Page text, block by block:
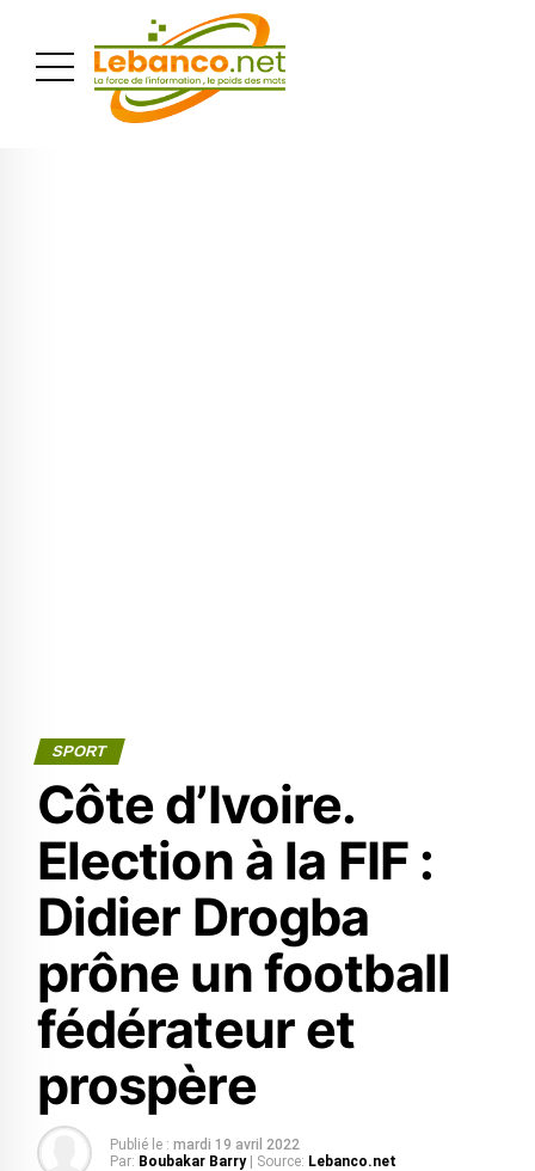
SPORT
Côte d’Ivoire.
Election à la FIF :
Didier Drogba
prône un football
fédérateur et
prospère
Publié le : mardi 19 avril 2022
Par: Boubakar Barry | Source: Lebanco.net